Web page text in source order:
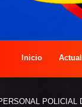
Inicio
POLICIAL